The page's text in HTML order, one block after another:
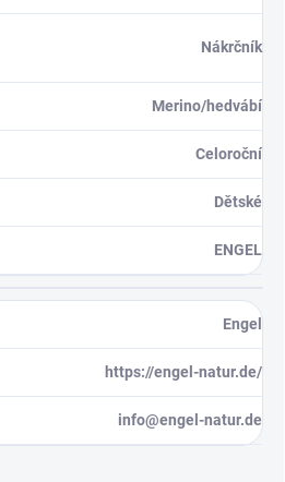
Nákrčník
Merino/hedvábí
Celoroční
Dětské
ENGEL
Engel
https://engel-natur.de/
info@engel-natur.de